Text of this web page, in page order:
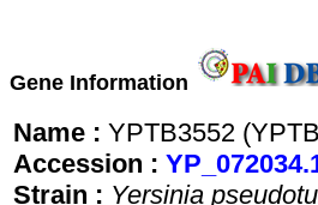
Gene Information
Name : YPTB3552
Accession :
Strain : Yersinia